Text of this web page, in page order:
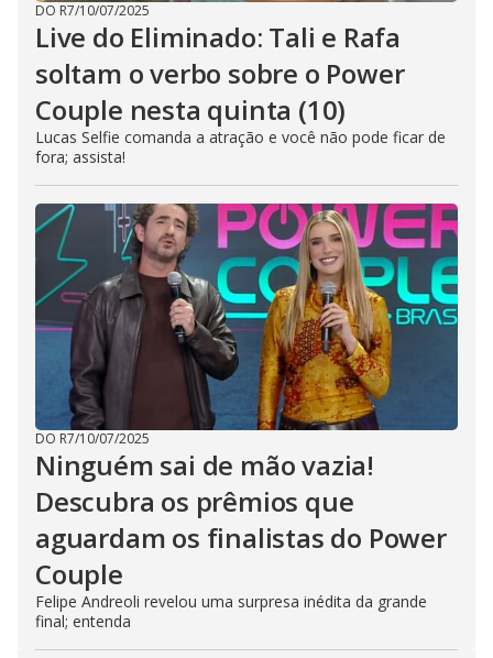
DO R7/10/07/2025
Live do Eliminado: Tali e Rafa
soltam o verbo sobre o Power
Couple nesta quinta (10)
Lucas Selfie comanda a atração e você não pode ficar de
fora; assista!
DO R7/10/07/2025
Ninguém sai de mão vazia!
Descubra os prêmios que
aguardam os finalistas do Power
Couple
Felipe Andreoli revelou uma surpresa inédita da grande
final; entenda